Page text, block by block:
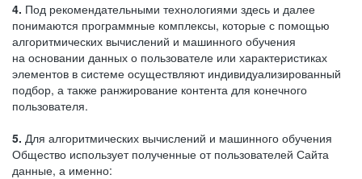
4. Под рекомендательными технологиями здесь и далее
понимаются программные комплексы, которые с помощью
алгоритмических вычислений и машинного обучения
на основании данных о пользователе или характеристиках
элементов в системе осуществляют индивидуализированный
подбор, а также ранжирование контента для конечного
пользователя.
5. Для алгоритмических вычислений и машинного обучения
Общество использует полученные от пользователей Сайта
данные, а именно: